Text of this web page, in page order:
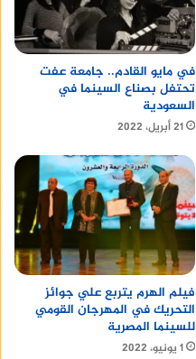
في مايو القادم.. جامعة عفت
تحتفل بصناع السينما في
السعودية
21 أبريل، 2022
فيلم الهرم يتربع علي جوائز
التحريك في المهرجان القومي
للسينما المصرية
1 يونيو، 2022